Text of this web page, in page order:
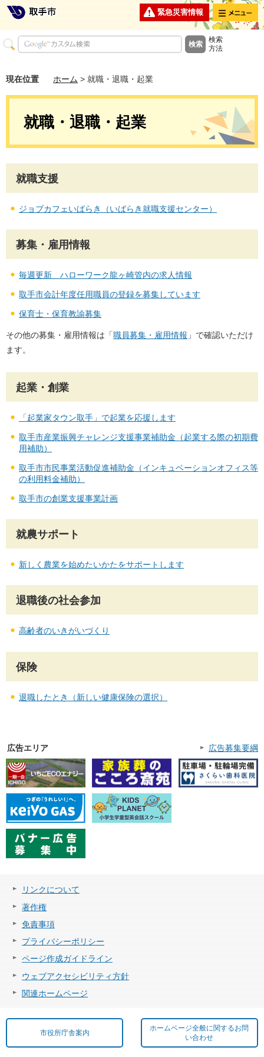
緊急災害情報 メニュー
検索
方法
現在位置 ホーム > 就職・退職・起業
就職・退職・起業
就職支援
ジョブカフェいばらき（いばらき就職支援センター）
募集・雇用情報
毎週更新 ハローワーク龍ヶ崎管内の求人情報
取手市会計年度任用職員の登録を募集しています
保育士・保育教諭募集
その他の募集・雇用情報は「職員募集・雇用情報 」で確認いただけ
ます。
起業・創業
「起業家タウン取手」で起業を応援します
取手市産業振興チャレンジ支援事業補助金（起業する際の初期費
用補助）
取手市市民事業活動促進補助金（インキュベーションオフィス等
の利用料金補助）
取手市の創業支援事業計画
就農サポート
新しく農業を始めたいかたをサポートします
退職後の社会参加
高齢者のいきがいづくり
保険
退職したとき（新しい健康保険の選択）
広告エリア 広告募集要綱
リンクについて
著作権
免責事項
プライバシーポリシー
ページ作成ガイドライン
ウェブアクセシビリティ方針
関連ホームページ
市役所庁舎案内
ホームページ全般に関するお問
い合わせ